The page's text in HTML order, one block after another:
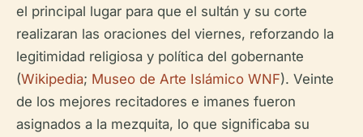
el principal lugar para que el sultán y su corte
realizaran las oraciones del viernes, reforzando la
legitimidad religiosa y política del gobernante
(Wikipedia; Museo de Arte Islámico WNF). Veinte
de los mejores recitadores e imanes fueron
asignados a la mezquita, lo que significaba su